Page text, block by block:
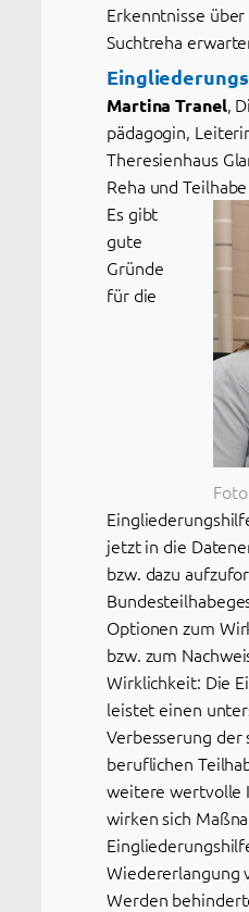
Erkenntnisse
Suchtreha
Martina Tranel,
pädagogin,
Theresienhaus
Reha und
Es gibt
gute
Gründe
für die
jetzt in die
bzw. dazu
Optionen zum
bzw. zum
Wirklichkeit: Die
leistet einen
Verbesserung der
beruflichen
weitere wertvolle
wirken sich
Wiedererlangung
Werden